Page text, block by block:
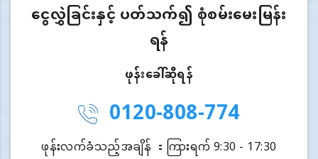
ငွေလွှဲခြင်းနှင့် ပတ်သက်၍ စုံစမ်းမေးမြန်း
ရန်
ဖုန်းခေါ်ဆိုရန်
0120-808-774
ဖုန်းလက်ခံသည့်အချိန် ：ကြားရက် 9:30 - 17:30